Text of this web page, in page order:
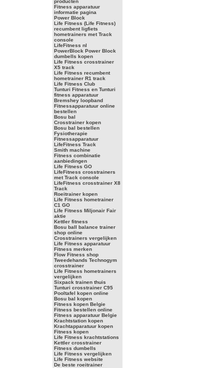
producten
Fitness apparatuur
informatie pagina
Power Block
Life Fitness (Life Fitness)
recumbent ligfiets
hometrainers met Track
console
LifeFitness nl
PowerBlock Power Block
dumbells kopen
Life Fitness crosstrainer
X5 track
Life Fitness recumbent
hometrainer R1 track
Life Fitness Club
Tunturi Fitness en Tunturi
fitness apparatuur
Bremshey loopband
Fitnessapparatuur online
bestellen
Bosu bal
Crosstrainer kopen
Bosu bal bestellen
Fysiotherapie
Fitnessapparatuur
LifeFitness Track
Smith machine
Fitness combinatie
aanbiedingen
Life Fitness GO
LifeFitness crosstrainers
met Track console
LifeFitness crosstrainer X8
Track
Roeitrainer kopen
Life Fitness hometrainer
C1 GO
Life Fitness Miljonair Fair
aktie
Kettler fitness
Bosu ball balance trainer
shop online
Crosstrainers vergelijken
Life Fitness apparatuur
Fitness merken
Flow Fitness shop
Tweedehands Technogym
crosstrainer
Life Fitness hometrainers
vergelijken
Sixpack trainen thuis
Tunturi crosstrainer C95
Pooltafel kopen online
Bosu bal kopen
Fitness kopen Belgie
Fitness bestellen online
Fitness apparatuur Belgie
Krachtstation kopen
Krachtapparatuur kopen
Fitness kopen
Life Fitness krachtstations
Kettler crosstrainer
Fitness dumbells
Life Fitness vergelijken
Life Fitness website
De beste roeitrainer